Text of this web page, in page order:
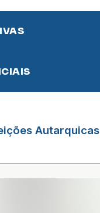
Autarquicas